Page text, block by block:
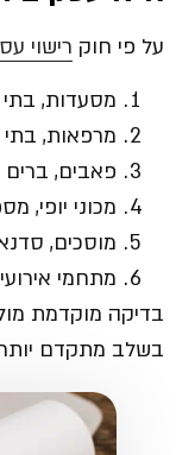
על פי חוק רישוי
מסעדות, בתי
מרפאות, בתי
פאבים, ברים
מכוני יופי,
מוסכים,
מתחמי
בדיקה מוקדמת
בשלב מתקדם